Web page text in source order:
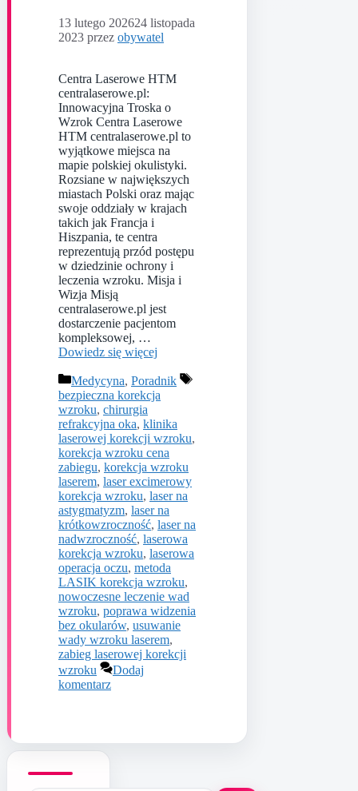
13 lutego 202624 listopada
2023 przez obywatel
Centra Laserowe HTM
centralaserowe.pl:
Innowacyjna Troska o
Wzrok Centra Laserowe
HTM centralaserowe.pl to
wyjątkowe miejsca na
mapie polskiej okulistyki.
Rozsiane w największych
miastach Polski oraz mając
swoje oddziały w krajach
takich jak Francja i
Hiszpania, te centra
reprezentują przód postępu
w dziedzinie ochrony i
leczenia wzroku. Misja i
Wizja Misją
centralaserowe.pl jest
dostarczenie pacjentom
kompleksowej, …
Dowiedz się więcej
Kategorie
Medycyna, Poradnik
Tagi
bezpieczna korekcja
wzroku, chirurgia
refrakcyjna oka, klinika
laserowej korekcji wzroku,
korekcja wzroku cena
zabiegu, korekcja wzroku
laserem, laser excimerowy
korekcja wzroku, laser na
astygmatyzm, laser na
krótkowzroczność, laser na
nadwzroczność, laserowa
korekcja wzroku, laserowa
operacja oczu, metoda
LASIK korekcja wzroku,
nowoczesne leczenie wad
wzroku, poprawa widzenia
bez okularów, usuwanie
wady wzroku laserem,
zabieg laserowej korekcji
wzroku
Dodaj
komentarz